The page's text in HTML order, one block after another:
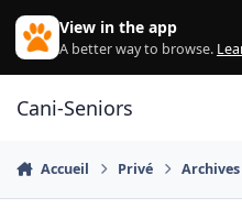
Aller au contenu
View in the app
A better way to browse.
Cani-Seniors
Accueil Privé Archives